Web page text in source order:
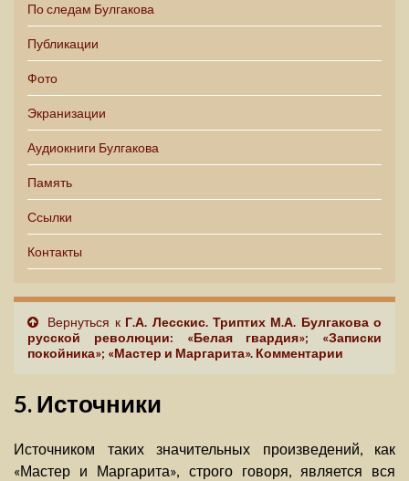
По следам Булгакова
Публикации
Фото
Экранизации
Аудиокниги Булгакова
Память
Ссылки
Контакты
Вернуться к Г.А. Лесскис. Триптих М.А. Булгакова о
русской революции: «Белая гвардия»; «Записки
покойника»; «Мастер и Маргарита». Комментарии
5. Источники
Источником таких значительных произведений, как
«Мастер и Маргарита», строго говоря, является вся